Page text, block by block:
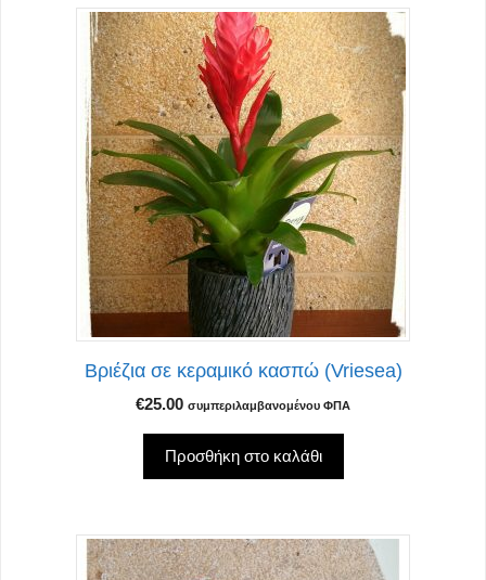
Βριέζια σε κεραμικό κασπώ (Vriesea)
€25.00 συμπεριλαμβανομένου ΦΠΑ
Προσθήκη στο καλάθι